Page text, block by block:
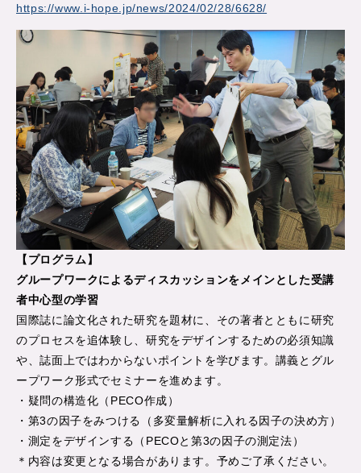
https://www.i-hope.jp/news/2024/02/28/6628/
【プログラム】
グループワークによるディスカッションをメインとした受講
者中心型の学習
国際誌に論文化された研究を題材に、その著者とともに研究
のプロセスを追体験し、研究をデザインするための必須知識
や、誌面上ではわからないポイントを学びます。講義とグル
ープワーク形式でセミナーを進めます。
・疑問の構造化（PECO作成）
・第3の因子をみつける（多変量解析に入れる因子の決め方）
・測定をデザインする（PECOと第3の因子の測定法）
＊内容は変更となる場合があります。予めご了承ください。